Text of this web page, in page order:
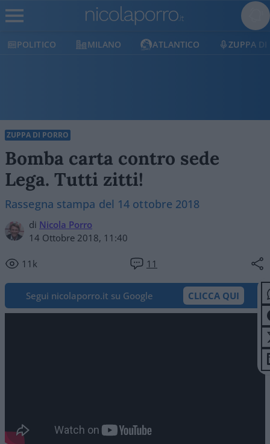
POLITICO MILANO ATLANTICO ZUPPA DI
ZUPPA DI PORRO
Bomba carta contro sede
Lega. Tutti zitti!
Rassegna stampa del 14 ottobre 2018
di Nicola Porro
14 Ottobre 2018, 11:40
11k 11
Segui nicolaporro.it su Google CLICCA QUI